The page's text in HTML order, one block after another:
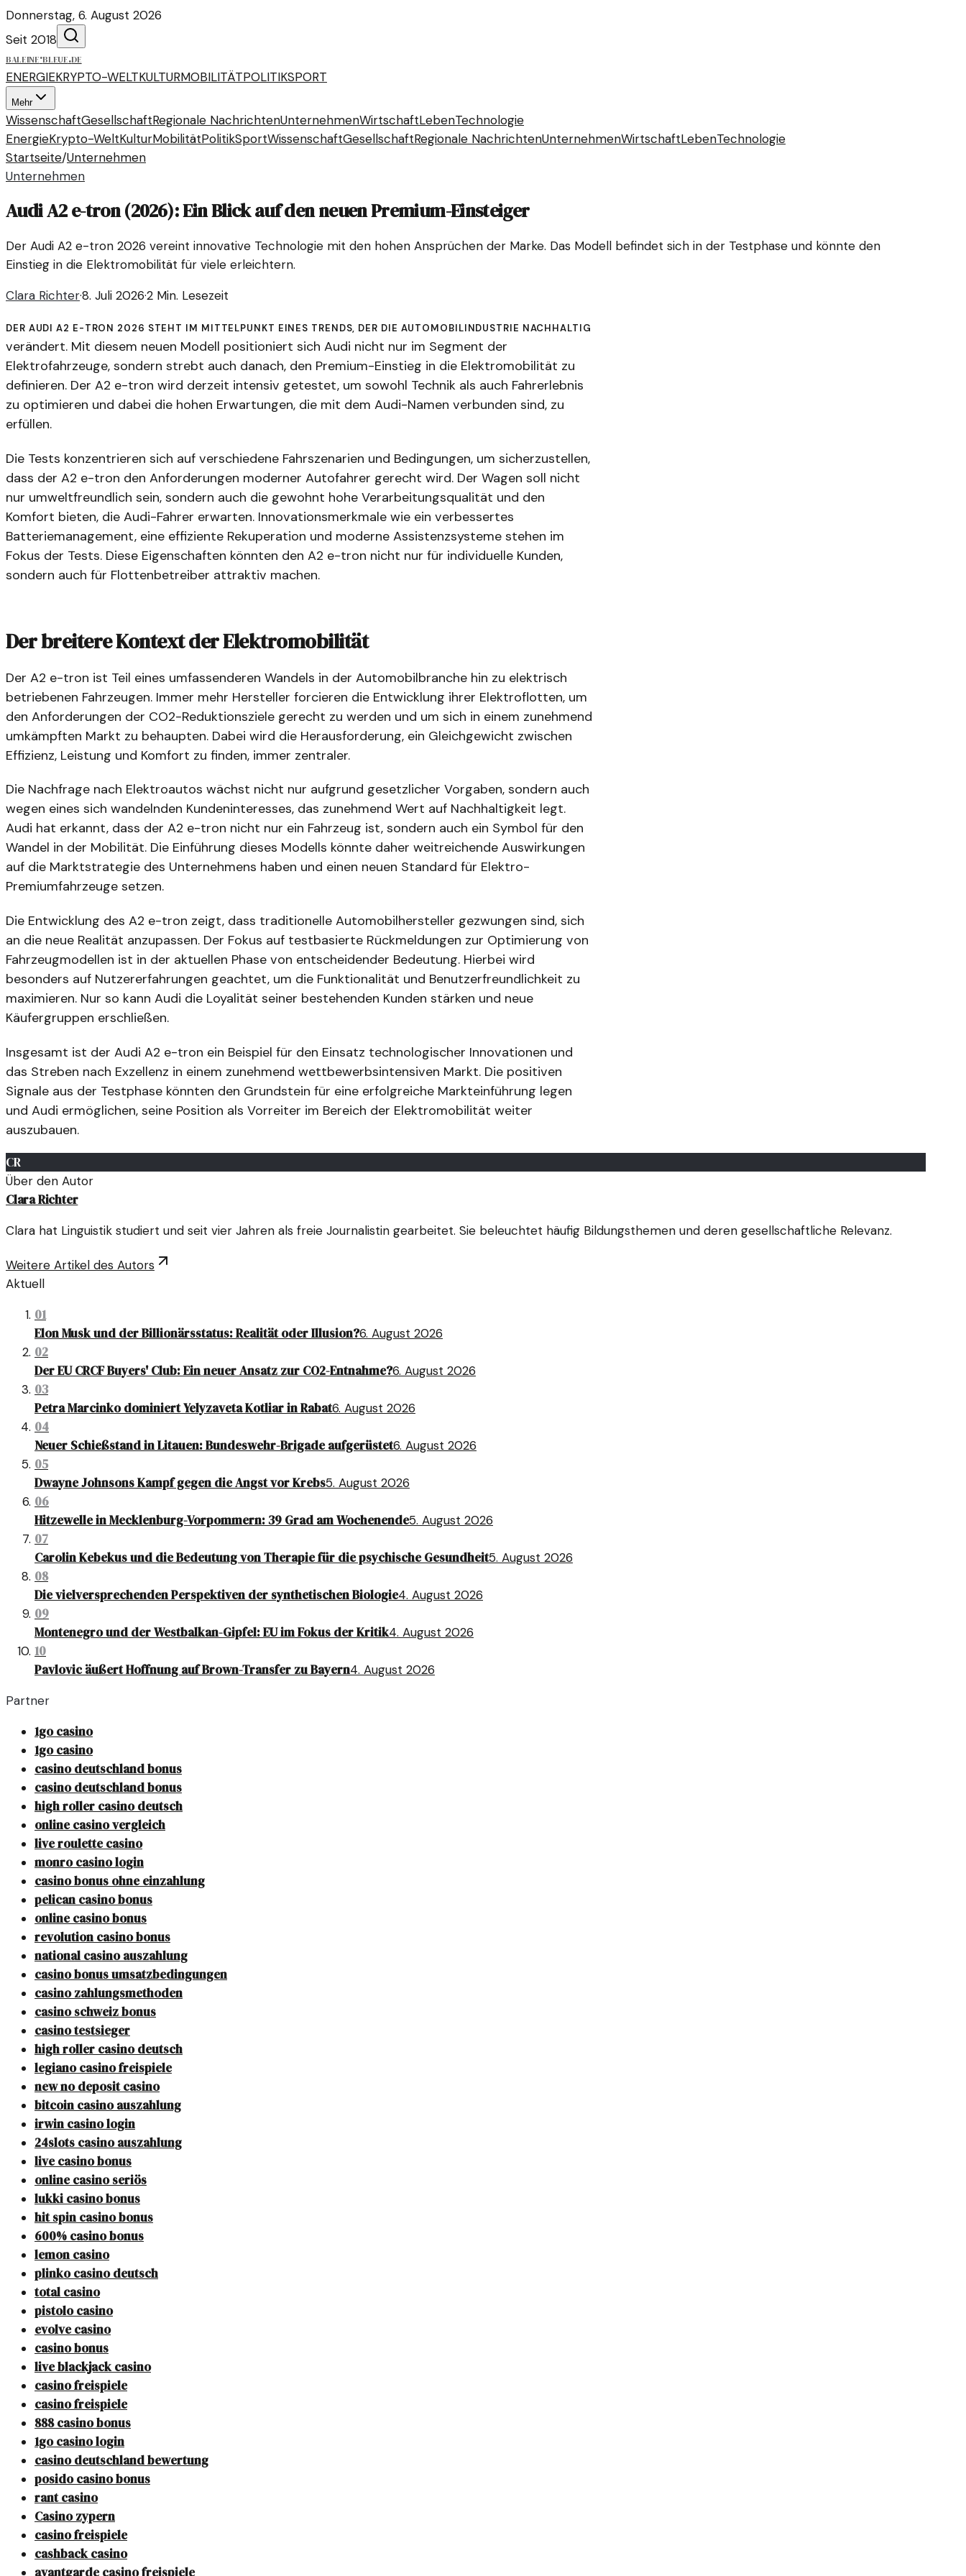
Donnerstag, 6. August 2026
Seit 2018
baleine·bleue.de
ENERGIEKRYPTO-WELTKULTURMOBILITÄTPOLITIKSPORT
Mehr
WissenschaftGesellschaftRegionale NachrichtenUnternehmenWirtschaftLebenTechnologie
EnergieKrypto-WeltKulturMobilitätPolitikSportWissenschaftGesellschaftRegionale NachrichtenUnternehmenWirtschaftLebenTechnologie
Startseite/Unternehmen
Unternehmen
Audi A2 e-tron (2026): Ein Blick auf den neuen Premium-Einsteiger
Der Audi A2 e-tron 2026 vereint innovative Technologie mit den hohen Ansprüchen der Marke. Das Modell befindet sich in der Testphase und könnte den
Einstieg in die Elektromobilität für viele erleichtern.
Clara Richter·8. Juli 2026·2 Min. Lesezeit
Der Audi A2 e-tron 2026 steht im Mittelpunkt eines Trends, der die Automobilindustrie nachhaltig
verändert. Mit diesem neuen Modell positioniert sich Audi nicht nur im Segment der
Elektrofahrzeuge, sondern strebt auch danach, den Premium-Einstieg in die Elektromobilität zu
definieren. Der A2 e-tron wird derzeit intensiv getestet, um sowohl Technik als auch Fahrerlebnis
zu optimieren und dabei die hohen Erwartungen, die mit dem Audi-Namen verbunden sind, zu
erfüllen.
Die Tests konzentrieren sich auf verschiedene Fahrszenarien und Bedingungen, um sicherzustellen,
dass der A2 e-tron den Anforderungen moderner Autofahrer gerecht wird. Der Wagen soll nicht
nur umweltfreundlich sein, sondern auch die gewohnt hohe Verarbeitungsqualität und den
Komfort bieten, die Audi-Fahrer erwarten. Innovationsmerkmale wie ein verbessertes
Batteriemanagement, eine effiziente Rekuperation und moderne Assistenzsysteme stehen im
Fokus der Tests. Diese Eigenschaften könnten den A2 e-tron nicht nur für individuelle Kunden,
sondern auch für Flottenbetreiber attraktiv machen.
Der breitere Kontext der Elektromobilität
Der A2 e-tron ist Teil eines umfassenderen Wandels in der Automobilbranche hin zu elektrisch
betriebenen Fahrzeugen. Immer mehr Hersteller forcieren die Entwicklung ihrer Elektroflotten, um
den Anforderungen der CO2-Reduktionsziele gerecht zu werden und um sich in einem zunehmend
umkämpften Markt zu behaupten. Dabei wird die Herausforderung, ein Gleichgewicht zwischen
Effizienz, Leistung und Komfort zu finden, immer zentraler.
Die Nachfrage nach Elektroautos wächst nicht nur aufgrund gesetzlicher Vorgaben, sondern auch
wegen eines sich wandelnden Kundeninteresses, das zunehmend Wert auf Nachhaltigkeit legt.
Audi hat erkannt, dass der A2 e-tron nicht nur ein Fahrzeug ist, sondern auch ein Symbol für den
Wandel in der Mobilität. Die Einführung dieses Modells könnte daher weitreichende Auswirkungen
auf die Marktstrategie des Unternehmens haben und einen neuen Standard für Elektro-
Premiumfahrzeuge setzen.
Die Entwicklung des A2 e-tron zeigt, dass traditionelle Automobilhersteller gezwungen sind, sich
an die neue Realität anzupassen. Der Fokus auf testbasierte Rückmeldungen zur Optimierung von
Fahrzeugmodellen ist in der aktuellen Phase von entscheidender Bedeutung. Hierbei wird
besonders auf Nutzererfahrungen geachtet, um die Funktionalität und Benutzerfreundlichkeit zu
maximieren. Nur so kann Audi die Loyalität seiner bestehenden Kunden stärken und neue
Käufergruppen erschließen.
Insgesamt ist der Audi A2 e-tron ein Beispiel für den Einsatz technologischer Innovationen und
das Streben nach Exzellenz in einem zunehmend wettbewerbsintensiven Markt. Die positiven
Signale aus der Testphase könnten den Grundstein für eine erfolgreiche Markteinführung legen
und Audi ermöglichen, seine Position als Vorreiter im Bereich der Elektromobilität weiter
auszubauen.
CR
Über den Autor
Clara Richter
Clara hat Linguistik studiert und seit vier Jahren als freie Journalistin gearbeitet. Sie beleuchtet häufig Bildungsthemen und deren gesellschaftliche Relevanz.
Weitere Artikel des Autors
Aktuell
01
Elon Musk und der Billionärsstatus: Realität oder Illusion?6. August 2026
02
Der EU CRCF Buyers' Club: Ein neuer Ansatz zur CO2-Entnahme?6. August 2026
03
Petra Marcinko dominiert Yelyzaveta Kotliar in Rabat6. August 2026
04
Neuer Schießstand in Litauen: Bundeswehr-Brigade aufgerüstet6. August 2026
05
Dwayne Johnsons Kampf gegen die Angst vor Krebs5. August 2026
06
Hitzewelle in Mecklenburg-Vorpommern: 39 Grad am Wochenende5. August 2026
07
Carolin Kebekus und die Bedeutung von Therapie für die psychische Gesundheit5. August 2026
08
Die vielversprechenden Perspektiven der synthetischen Biologie4. August 2026
09
Montenegro und der Westbalkan-Gipfel: EU im Fokus der Kritik4. August 2026
10
Pavlovic äußert Hoffnung auf Brown-Transfer zu Bayern4. August 2026
Partner
1go casino
1go casino
casino deutschland bonus
casino deutschland bonus
high roller casino deutsch
online casino vergleich
live roulette casino
monro casino login
casino bonus ohne einzahlung
pelican casino bonus
online casino bonus
revolution casino bonus
national casino auszahlung
casino bonus umsatzbedingungen
casino zahlungsmethoden
casino schweiz bonus
casino testsieger
high roller casino deutsch
legiano casino freispiele
new no deposit casino
bitcoin casino auszahlung
irwin casino login
24slots casino auszahlung
live casino bonus
online casino seriös
lukki casino bonus
hit spin casino bonus
600% casino bonus
lemon casino
plinko casino deutsch
total casino
pistolo casino
evolve casino
casino bonus
live blackjack casino
casino freispiele
casino freispiele
888 casino bonus
1go casino login
casino deutschland bewertung
posido casino bonus
rant casino
Casino zypern
casino freispiele
cashback casino
avantgarde casino freispiele